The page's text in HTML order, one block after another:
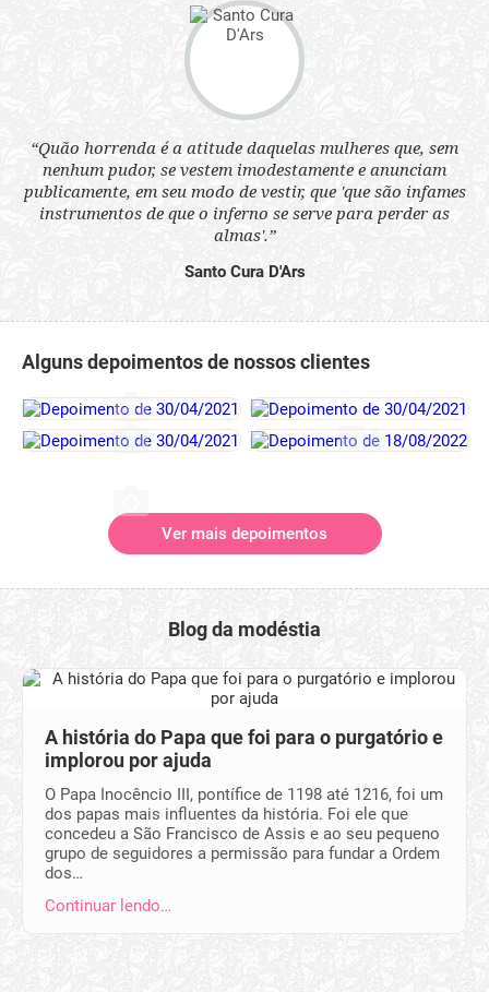
“Quão horrenda é a atitude daquelas mulheres que, sem
nenhum pudor, se vestem imodestamente e anunciam
publicamente, em seu modo de vestir, que 'que são infames
instrumentos de que o inferno se serve para perder as
almas'.”
Santo Cura D'Ars
Alguns depoimentos de nossos clientes
Ver mais depoimentos
Blog da modéstia
A história do Papa que foi para o purgatório e
implorou por ajuda
O Papa Inocêncio III, pontífice de 1198 até 1216, foi um
dos papas mais influentes da história. Foi ele que
concedeu a São Francisco de Assis e ao seu pequeno
grupo de seguidores a permissão para fundar a Ordem
dos…
Continuar lendo…